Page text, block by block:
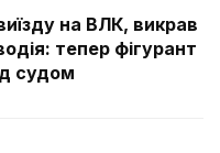
на ВЛК, викрав
тепер фігурант
судом